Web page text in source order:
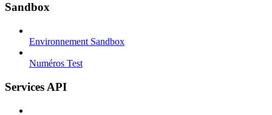
Sandbox
Environnement Sandbox
Numéros Test
Services API